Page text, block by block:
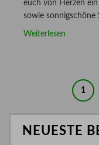
euch von Herzen
sowie
Weiterlesen
1
NEUESTE